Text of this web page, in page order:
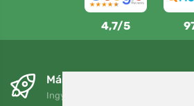
4,7/5
Másnapra és ingyenesen
Ingyenes szállítás a következő